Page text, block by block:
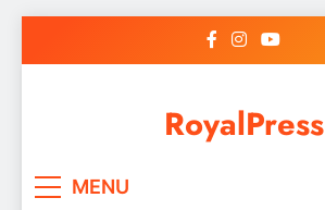
RoyalPress
MENU